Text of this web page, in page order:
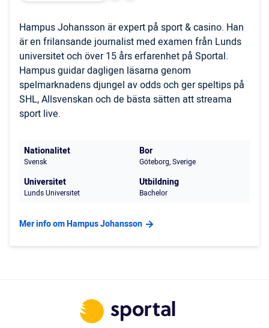
Hampus Johansson är expert på sport & casino. Han
är en frilansande journalist med examen från Lunds
universitet och över 15 års erfarenhet på Sportal.
Hampus guidar dagligen läsarna genom
spelmarknadens djungel av odds och ger speltips på
SHL, Allsvenskan och de bästa sätten att streama
sport live.
Nationalitet
Svensk
Bor
Göteborg, Sverige
Universitet
Lunds Universitet
Utbildning
Bachelor
Mer info om Hampus Johansson